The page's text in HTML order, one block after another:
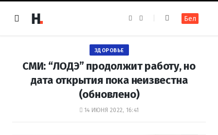
e
k
t
a
m
Бел
ЗДОРОВЬЕ
СМИ: “ЛОДЭ” продолжит работу, но
дата открытия пока неизвестна
(обновлено)
14 ИЮНЯ 2022, 16:41